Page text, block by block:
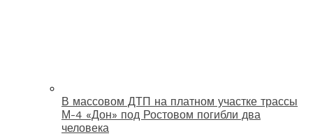
В массовом ДТП на платном участке трассы
М-4 «Дон» под Ростовом погибли два
человека